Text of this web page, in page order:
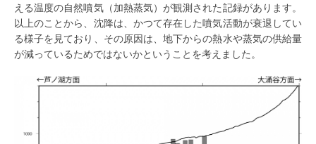
える温度の自然噴気（加熱蒸気）が観測された記録があります。
以上のことから、沈降は、かつて存在した噴気活動が衰退してい
る様子を見ており、その原因は、地下からの熱水や蒸気の供給量
が減っているためではないかということを考えました。